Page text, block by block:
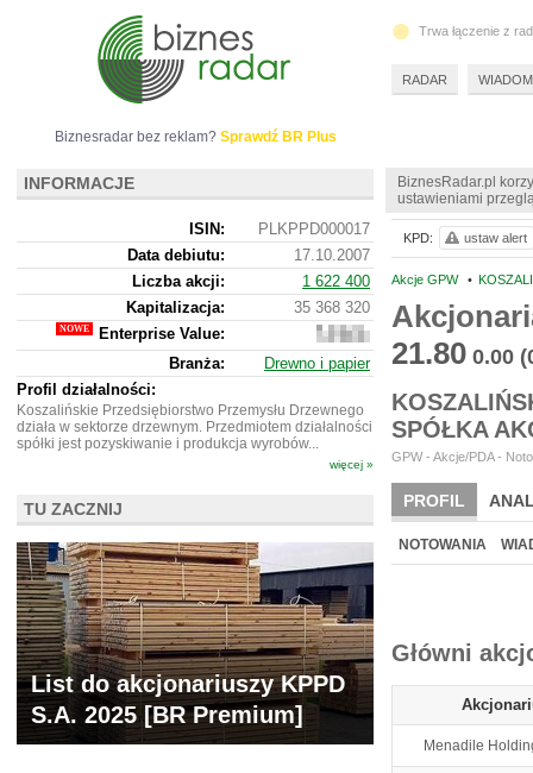
BiznesRadar.pl
ustawieniami
Akcje GPW •
21.80 0.00
SPÓŁKA
GPW - Akcje/PDA -
PROFIL
BR LAB
NOTOWANIA
Główni
Menadile
KPD: ustaw alert
Biznesradar bez reklam? Sprawdź BR Plus
INFORMACJE
ISIN:
PLKPPD000017
Data debiutu:
17.10.2007
Liczba akcji:
1 622 400
Kapitalizacja:
35 368 320
Enterprise Value:
28
920
320
Branża:
Drewno i papier
Profil działalności:
Koszalińskie Przedsiębiorstwo Przemysłu Drzewnego
działa w sektorze drzewnym. Przedmiotem działalności
spółki jest pozyskiwanie i produkcja wyrobów...
więcej »
TU ZACZNIJ
List do akcjonariuszy KPPD
S.A. 2025 [BR Premium]
Trwa łączenie z
RADAR